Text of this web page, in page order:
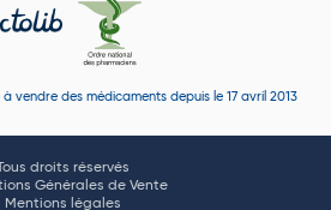
vendre des médicaments depuis le 17 avril 2013
droits réservés
Générales de Vente
Mentions légales